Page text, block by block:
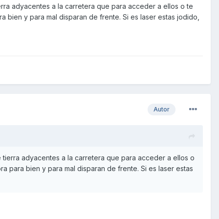
adyacentes a la carretera que para acceder a ellos o te
y para mal disparan de frente. Si es laser estas jodido,
Autor
adyacentes a la carretera que para acceder a ellos o
para bien y para mal disparan de frente. Si es laser estas